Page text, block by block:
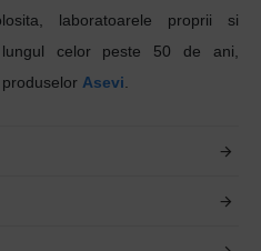
laboratoarele proprii si
celor peste 50 de ani,
Asevi